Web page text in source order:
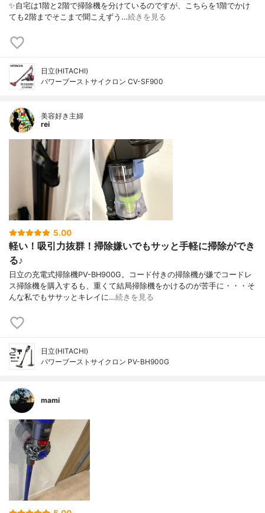
✨自宅は1階と2階で掃除機を分けているのですが、こちらを1階でかけ
ても2階までそこまで聞こえずう…続きを見る
日立(HITACHI)
パワーブーストサイクロン CV-SF900
美容好き主婦
rei
5.00
軽い！吸引力抜群！掃除嫌いでもサッと手軽に掃除ができ
る♪
日立の充電式掃除機PV-BH900G。コード付きの掃除機が嫌でコードレ
ス掃除機を購入するも、重くて結局掃除機をかけるのが苦手に・・・そ
んな私でもササッとキレイに…続きを見る
日立(HITACHI)
パワーブーストサイクロン PV-BH900G
mami